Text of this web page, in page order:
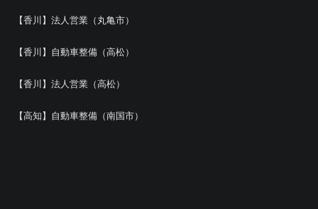
【香川】法人営業（丸亀市）
【香川】自動車整備（高松）
【香川】法人営業（高松）
【高知】自動車整備（南国市）